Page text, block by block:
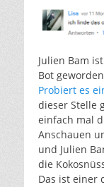
Julien Bam
Bot
Probiert es
dieser Stelle
einfach mal
Anschauen
und Julien
die
Das ist einer